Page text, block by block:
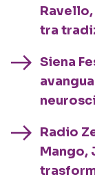
tra
Siena
Radio
Mango,